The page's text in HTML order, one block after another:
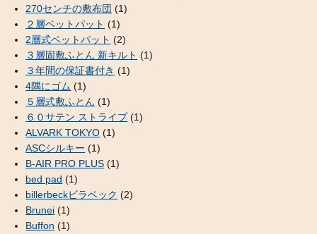
270センチの敷布団 (1)
２層ベットパット (1)
2層式ベットパット (2)
３層固敷ふとん 新キルト (1)
３年間の保証書付き (1)
4隅にゴム (1)
５層式敷ふとん (1)
６０サテン ストライプ(1)
ALVARK TOKYO (1)
ASCシルキー (1)
B-AIR PRO PLUS (1)
bed pad (1)
billerbeckビラベック (2)
Brunei (1)
Buffon (1)